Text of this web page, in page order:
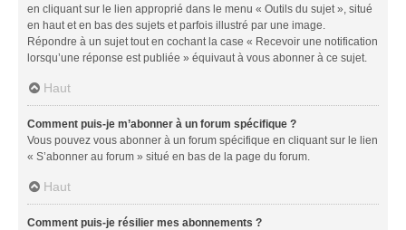
en cliquant sur le lien approprié dans le menu « Outils du sujet », situé
en haut et en bas des sujets et parfois illustré par une image.
Répondre à un sujet tout en cochant la case « Recevoir une notification
lorsqu’une réponse est publiée » équivaut à vous abonner à ce sujet.
Haut
Comment puis-je m’abonner à un forum spécifique ?
Vous pouvez vous abonner à un forum spécifique en cliquant sur le lien
« S’abonner au forum » situé en bas de la page du forum.
Haut
Comment puis-je résilier mes abonnements ?